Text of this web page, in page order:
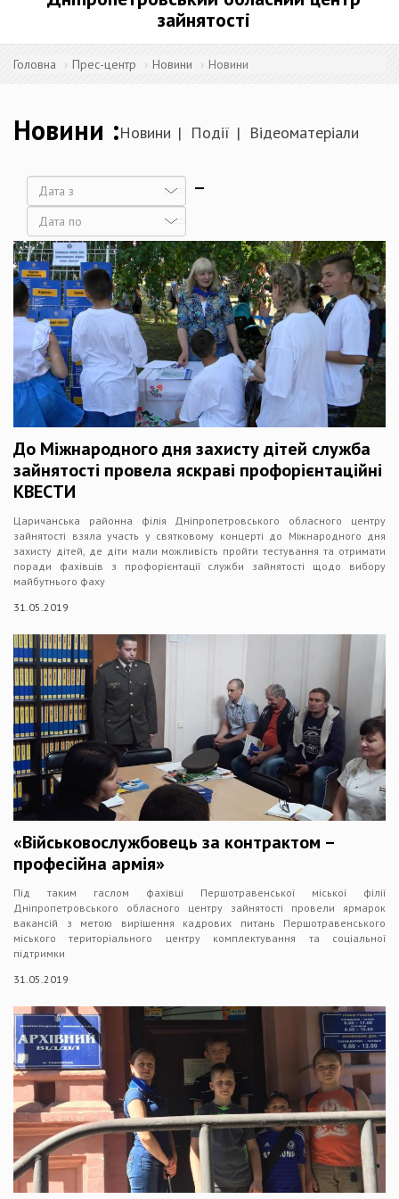
зайнятості
Головна Прес-центр Новини Новини
Новини Новини Події Відеоматеріали
Дата
Дата
До Міжнародного дня захисту дітей служба
зайнятості провела яскраві профорієнтаційні
КВЕСТИ
Царичанська районна філія Дніпропетровського обласного центру
зайнятості взяла участь у святковому концерті до Міжнародного дня
захисту дітей, де діти мали можливість пройти тестування та отримати
поради фахівців з профорієнтації служби зайнятості щодо вибору
майбутнього фаху
31.05.2019
«Військовослужбовець за контрактом –
професійна армія»
Під таким гаслом фахівці Першотравенської міської філії
Дніпропетровського обласного центру зайнятості провели ярмарок
вакансій з метою вирішення кадрових питань Першотравенського
міського територіального центру комплектування та соціальної
підтримки
31.05.2019